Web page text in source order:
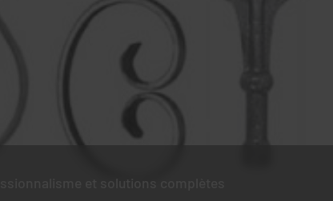
et solutions complètes